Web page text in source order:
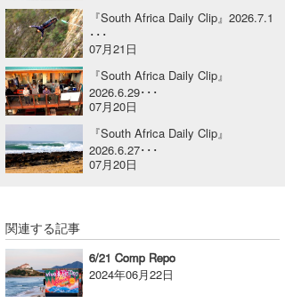
『South Africa Daily Clip』2026.7.1
･･･
07月21日
『South Africa Daily Clip』
2026.6.29･･･
07月20日
『South Africa Daily Clip』
2026.6.27･･･
07月20日
関連する記事
6/21 Comp Repo
2024年06月22日
大野”MAR”修聖
喜納海人
H
KID
KOBU
KY
MIN
OYZ
S.K